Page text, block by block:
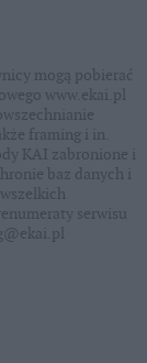
mogą pobierać
www.ekai.pl
framing i in.
KAI zabronione i
baz danych i
serwisu